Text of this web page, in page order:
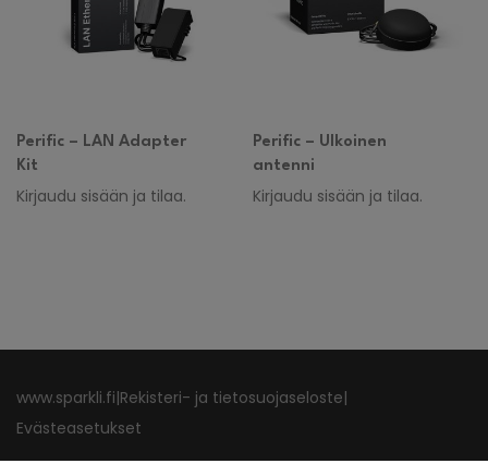
Perific – LAN Adapter
Kit
Kirjaudu sisään ja tilaa.
Perific – Ulkoinen
antenni
Kirjaudu sisään ja tilaa.
www.sparkli.fi|Rekisteri- ja tietosuojaseloste|
Evästeasetukset